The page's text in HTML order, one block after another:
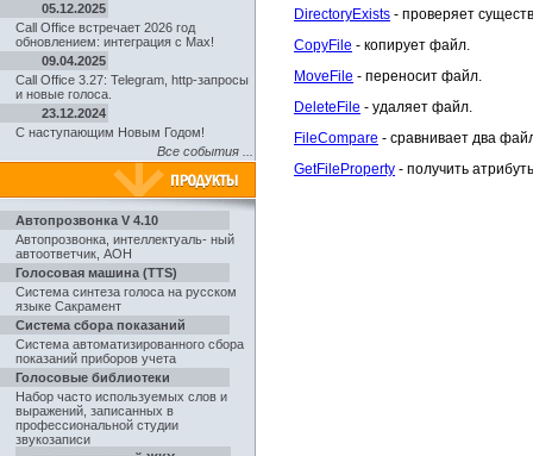
05.12.2025
Call Office встречает 2026 год
обновлением: интеграция с Max!
09.04.2025
Call Office 3.27: Telegram, http-запросы
и новые голоса.
23.12.2024
С наступающим Новым Годом!
Все события ...
Автопрозвонка V 4.10
Автопрозвонка интеллектуаль- ный
автоответчик, АОН
Голосовая машина (TTS)
Система синтеза голоса на русском
языке Сакрамент
Система сбора показаний
Система автоматизированного сбора
показаний приборов учета
Голосовые библиотеки
Набор часто используемых слов и
выражений, записанных в
профессиональной студии
звукозаписи
DirectoryExists - проверяет
CopyFile - копирует файл.
MoveFile - переносит файл.
DeleteFile - удаляет файл.
FileCompare - сравнивает два
GetFileProperty - получить